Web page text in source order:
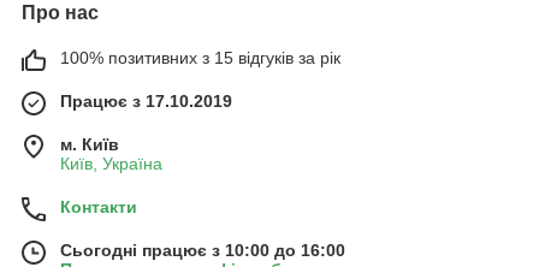
Про нас
100% позитивних з 15 відгуків за рік
Працює з 17.10.2019
м. Київ
Київ, Україна
Контакти
Сьогодні працює з 10:00 до 16:00